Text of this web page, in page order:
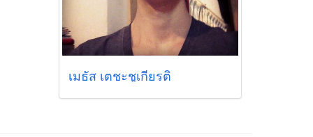
เมธัส เตชะชูเกียรติ